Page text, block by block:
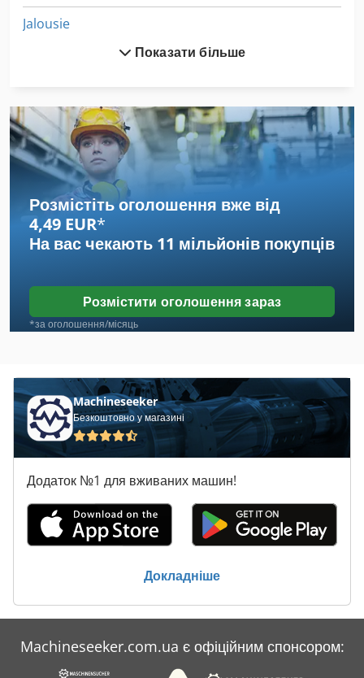
Jalousie
Ligmet
Lohmeyer
Mauer
Maweg
Nolting
Oppold
Prodeco
Sorbini
Vrb
Wravor
Долото
Знімачі
Накопичувачів
Показати більше
Розмістіть оголошення вже від
4,49 EUR*
На вас чекають 11 мільйонів покупців
Розмістити оголошення зараз
*за оголошення/місяць
Machineseeker
Безкоштовно у магазині
Додаток №1 для вживаних машин!
Докладніше
Machineseeker.com.ua є офіційним спонсором: